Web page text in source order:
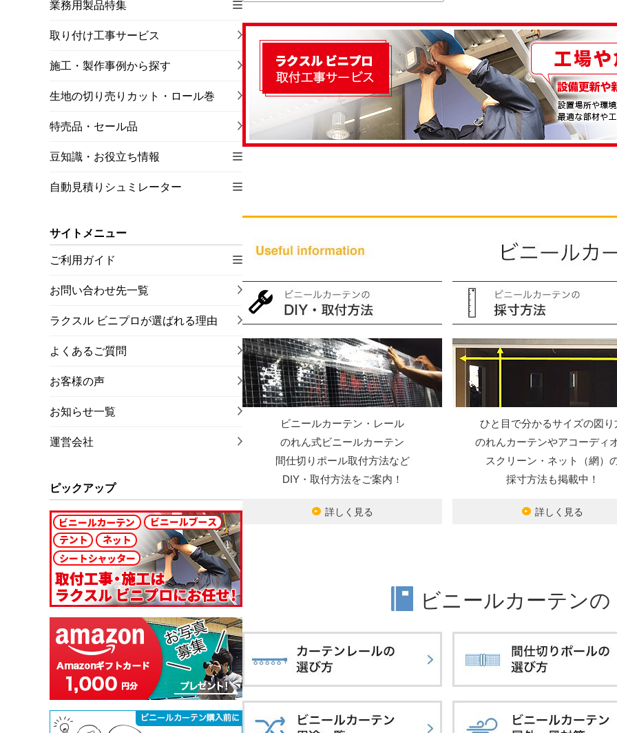
ビニールカーテン・レール
のれん式ビニールカーテン
間仕切りポール取付方法など
DIY・取付方法をご案内！
詳しく見る
ひと目で分かるサイズの図り
のれんカーテンやアコーディ
スクリーン・ネット（網）
採寸方法も掲載中！
詳しく見る
ビニールカーテンの
業務用製品特集
取り付け工事サービス
施工・製作事例から探す
生地の切り売りカット・ロール巻
特売品・セール品
豆知識・お役立ち情報
自動見積りシュミレーター
サイトメニュー
ご利用ガイド
お問い合わせ先一覧
ラクスル ビニプロが選ばれる理由
よくあるご質問
お客様の声
お知らせ一覧
運営会社
ピックアップ